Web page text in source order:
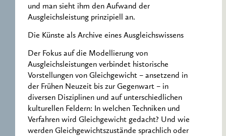
und man sieht ihm den Aufwand der
Ausgleichsleistung prinzipiell an.
Die Künste als Archive eines Ausgleichswissens
Der Fokus auf die Modellierung von
Ausgleichsleistungen verbindet historische
Vorstellungen von Gleichgewicht – ansetzend in
der Frühen Neuzeit bis zur Gegenwart – in
diversen Disziplinen und auf unterschiedlichen
kulturellen Feldern: In welchen Techniken und
Verfahren wird Gleichgewicht gedacht? Und wie
werden Gleichgewichtszustände sprachlich oder